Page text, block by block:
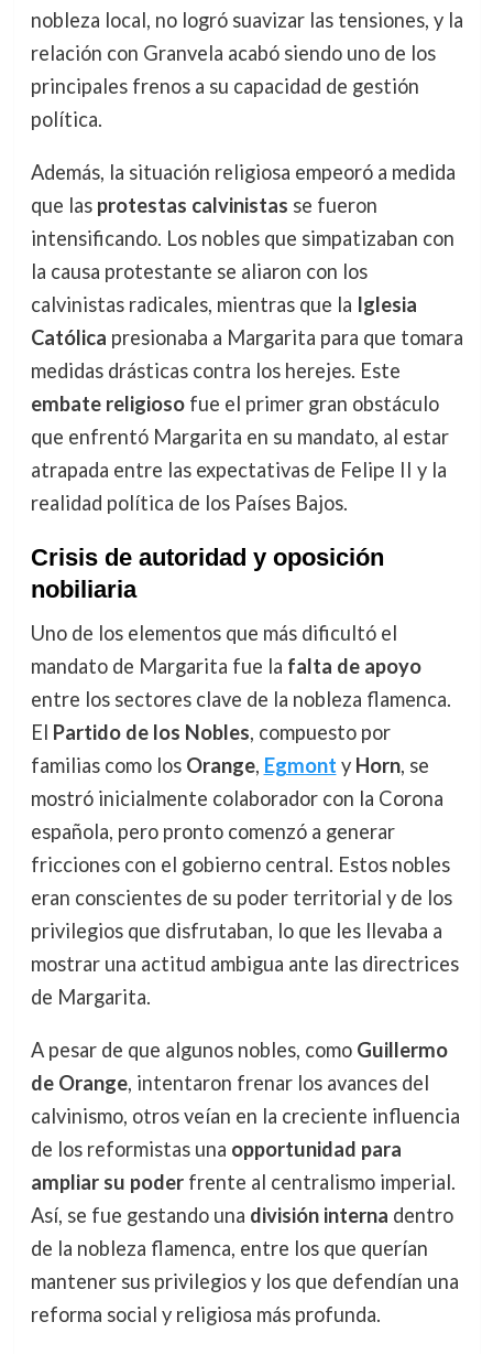
nobleza local, no logró suavizar las tensiones, y la
relación con Granvela acabó siendo uno de los
principales frenos a su capacidad de gestión
política.
Además, la situación religiosa empeoró a medida
que las protestas calvinistas se fueron
intensificando. Los nobles que simpatizaban con
la causa protestante se aliaron con los
calvinistas radicales, mientras que la Iglesia
Católica presionaba a Margarita para que tomara
medidas drásticas contra los herejes. Este
embate religiosofue el primer gran obstáculo
que enfrentó Margarita en su mandato, al estar
atrapada entre las expectativas de Felipe II y la
realidad política de los Países Bajos.
Crisis de autoridad y oposición
nobiliaria
Uno de los elementos que más dificultó el
mandato de Margarita fue la falta de apoyo
entre los sectores clave de la nobleza flamenca.
El Partido de los Nobles, compuesto por
familias como los Orange, Egmont y Horn, se
mostró inicialmente colaborador con la Corona
española, pero pronto comenzó a generar
fricciones con el gobierno central. Estos nobles
eran conscientes de su poder territorial y de los
privilegios que disfrutaban, lo que les llevaba a
mostrar una actitud ambigua ante las directrices
de Margarita.
A pesar de que algunos nobles, como Guillermo
de Orange, intentaron frenar los avances del
calvinismo, otros veían en la creciente influencia
de los reformistas una opportunidad para
ampliar su poderfrente al centralismo imperial.
Así, se fue gestando una división interna dentro
de la nobleza flamenca, entre los que querían
mantener sus privilegios y los que defendían una
reforma social y religiosa más profunda.